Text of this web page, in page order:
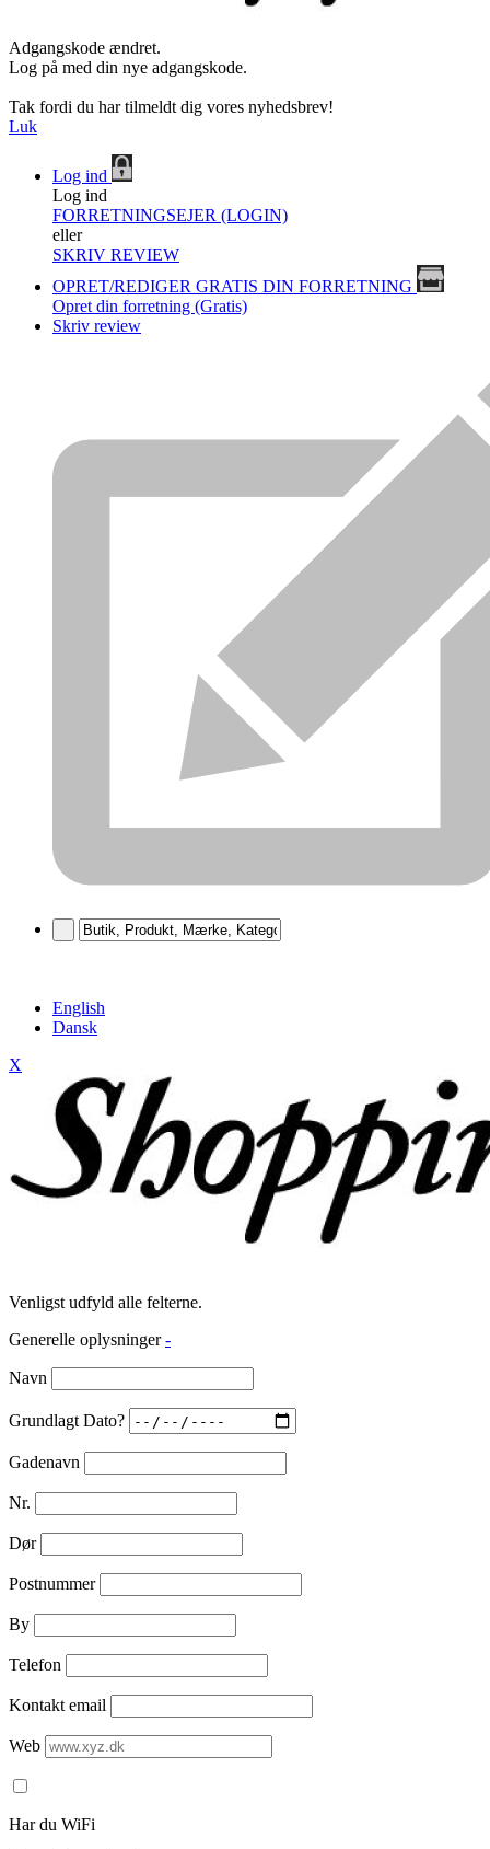
Adgangskode ændret.
Log på med din nye adgangskode.
Tak fordi du har tilmeldt dig vores nyhedsbrev!
Luk
Log ind
Log ind
FORRETNINGSEJER (LOGIN)
eller
SKRIV REVIEW
OPRET/REDIGER GRATIS DIN FORRETNING
Opret din forretning (Gratis)
Skriv review
English
Dansk
X
Venligst udfyld alle felterne.
Generelle oplysninger -
Navn
Grundlagt Dato?
Gadenavn
Nr.
Dør
Postnummer
By
Telefon
Kontakt email
Web
Har du WiFi